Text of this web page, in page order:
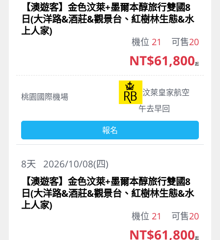
【澳遊客】金色汶萊+墨爾本醇旅行雙國8
日(大洋路&酒莊&觀景台、紅樹林生態&水
上人家)
機位 21 可售20
桃園國際機場
汶萊皇家航空
午去早回
NT$61,800起
報名
2026/10/08(四)
8天
【澳遊客】金色汶萊+墨爾本醇旅行雙國8
日(大洋路&酒莊&觀景台、紅樹林生態&水
上人家)
機位 21 可售20
NT$61,800起